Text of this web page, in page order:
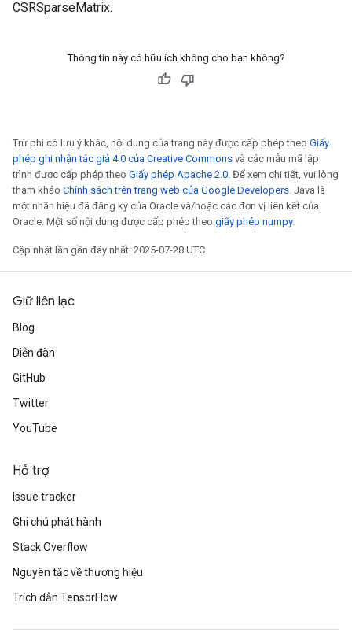
CSRSparseMatrix.
Thông tin này có hữu ích không cho bạn không?
Trừ phi có lưu ý khác, nội dung của trang này được cấp phép theo Giấy
phép ghi nhận tác giả 4.0 của Creative Commons và các mẫu mã lập
trình được cấp phép theo Giấy phép Apache 2.0. Để xem chi tiết, vui lòng
tham khảo Chính sách trên trang web của Google Developers. Java là
một nhãn hiệu đã đăng ký của Oracle và/hoặc các đơn vị liên kết của
Oracle. Một số nội dung được cấp phép theo giấy phép numpy.
Cập nhật lần gần đây nhất: 2025-07-28 UTC.
Giữ liên lạc
Blog
Diễn đàn
GitHub
Twitter
YouTube
Hỗ trợ
Issue tracker
Ghi chú phát hành
Stack Overflow
Nguyên tắc về thương hiệu
Trích dẫn TensorFlow